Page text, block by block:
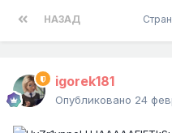
НАЗАД
igorek181
Опубликовано 24